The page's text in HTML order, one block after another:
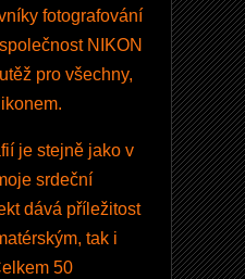
fotografování
NIKON
pro všechny,
je stejně jako v
srdeční
dává příležitost
tak i
50